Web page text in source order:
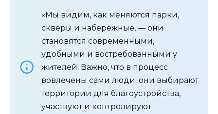
«Мы видим, как меняются парки,
скверы и набережные, — они
становятся современными,
удобными и востребованными у
жителей. Важно, что в процесс
вовлечены сами люди: они выбирают
территории для благоустройства,
участвуют и контролируют